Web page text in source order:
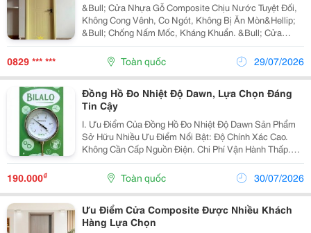
&Bull; Cửa Nhựa Gỗ Composite Chịu Nước Tuyệt Đối,
Không Cong Vênh, Co Ngót, Không Bị Ăn Mòn&Hellip;
&Bull; Chống Nấm Mốc, Kháng Khuẩn. &Bull; Cửa
Nhựa Gỗ Composite Thiết Kế Với Hệ Gioăng Cao Su
Giúp Cửa Đóng Mở Êm Ái, Tăng Cường Khả Năng
Cách Âm....
0829 *** *** Toàn quốc 29/07/2026
Đồng Hồ Đo Nhiệt Độ Dawn, Lựa Chọn Đáng
Tin Cậy
I. Ưu Điểm Của Đồng Hồ Đo Nhiệt Độ Dawn Sản Phẩm
Sở Hữu Nhiều Ưu Điểm Nổi Bật: Độ Chính Xác Cao.
Không Cần Cấp Nguồn Điện. Chi Phí Vận Hành Thấp.
Tuổi Thọ Lâu Dài. Chịu Rung Và Chịu Nhiệt Tốt. Dễ Dàng
190.000₫ Toàn quốc 30/07/2026
Ưu Điểm Cửa Composite Được Nhiều Khách
Hàng Lựa Chọn